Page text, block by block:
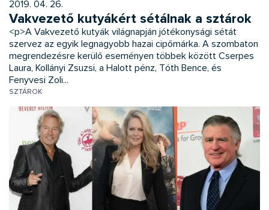
2019. 04. 26.
Vakvezető kutyákért sétálnak a sztárok
<p>A Vakvezető kutyák világnapján jótékonysági sétát
szervez az egyik legnagyobb hazai cipőmárka. A szombaton
megrendezésre kerülő eseményen többek között Cserpes
Laura, Kollányi Zsuzsi, a Halott pénz, Tóth Bence, és
Fenyvesi Zoli...
SZTÁROK